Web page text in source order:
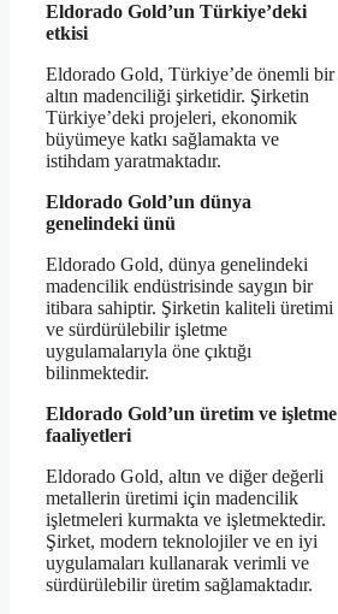
Eldorado Gold’un Türkiye’deki
etkisi
Eldorado Gold, Türkiye’de önemli bir
altın madenciliği şirketidir. Şirketin
Türkiye’deki projeleri, ekonomik
büyümeye katkı sağlamakta ve
istihdam yaratmaktadır.
Eldorado Gold’un dünya
genelindeki ünü
Eldorado Gold, dünya genelindeki
madencilik endüstrisinde saygın bir
itibara sahiptir. Şirketin kaliteli üretimi
ve sürdürülebilir işletme
uygulamalarıyla öne çıktığı
bilinmektedir.
Eldorado Gold’un üretim ve işletme
faaliyetleri
Eldorado Gold, altın ve diğer değerli
metallerin üretimi için madencilik
işletmeleri kurmakta ve işletmektedir.
Şirket, modern teknolojiler ve en iyi
uygulamaları kullanarak verimli ve
sürdürülebilir üretim sağlamaktadır.